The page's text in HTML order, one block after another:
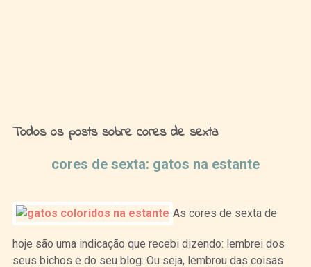
Todos os posts sobre cores de sexta
cores de sexta: gatos na estante
As cores de sexta de
hoje são uma indicação que recebi dizendo: lembrei dos
seus bichos e do seu blog. Ou seja, lembrou das coisas